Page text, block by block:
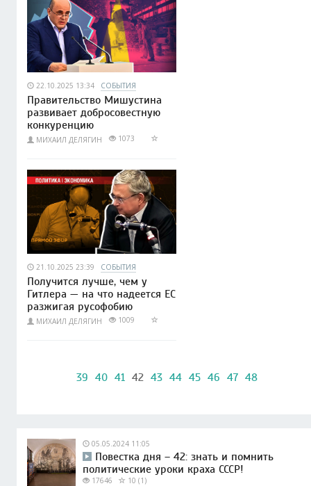
22.10.2025 13:34 СОБЫТИЯ
Правительство Мишустина
развивает добросовестную
конкуренцию
МИХАИЛ ДЕЛЯГИН 1073
21.10.2025 23:39 СОБЫТИЯ
Получится лучше, чем у
Гитлера — на что надеется ЕС
разжигая русофобию
МИХАИЛ ДЕЛЯГИН 1009
39 40 41 42 43 44 45 46 47 48
05.05.2024 11:05
Повестка дня – 42: знать и помнить
политические уроки краха СССР!
17646 10 (1)